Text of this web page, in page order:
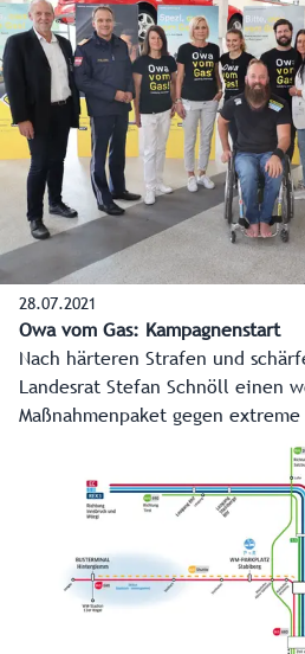
28.07.2021
Owa vom Gas: Kampagnenstart
Nach härteren Strafen und
Landesrat Stefan Schnöll einen
Maßnahmenpaket gegen
Testimonials - unter anderem
Geierspichler und eine
werden unter dem Motto
kommenden Monaten die Folgen
„Wir wollen das Bewusstsein der
Salzburger schärfen, denn eines
extreme Raser habe ich
betont Verkehrslandesrat Stefan